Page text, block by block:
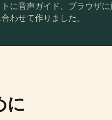
に音声ガイド、ブラウザ
わせて作りました。
に